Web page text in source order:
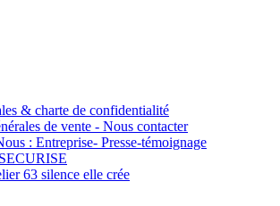
& charte de confidentialité
de vente - Nous contacter
: Entreprise- Presse-témoignage
63 silence elle crée